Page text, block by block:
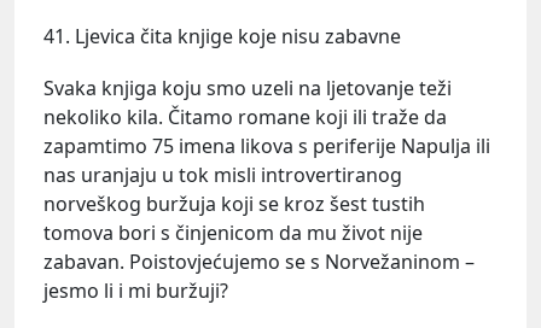
41. Ljevica čita knjige koje nisu zabavne
Svaka knjiga koju smo uzeli na ljetovanje teži
nekoliko kila. Čitamo romane koji ili traže da
zapamtimo 75 imena likova s periferije Napulja ili
nas uranjaju u tok misli introvertiranog
norveškog buržuja koji se kroz šest tustih
tomova bori s činjenicom da mu život nije
zabavan. Poistovjećujemo se s Norvežaninom –
jesmo li i mi buržuji?